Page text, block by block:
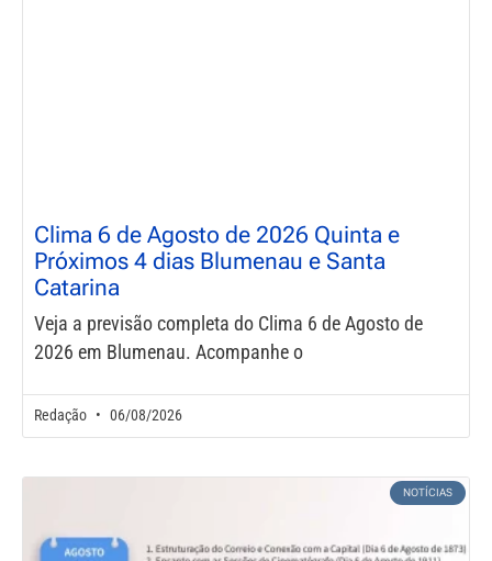
Clima 6 de Agosto de 2026 Quinta e
Próximos 4 dias Blumenau e Santa
Catarina
Veja a previsão completa do Clima 6 de Agosto de
2026 em Blumenau. Acompanhe o
Redação 06/08/2026
NOTÍCIAS